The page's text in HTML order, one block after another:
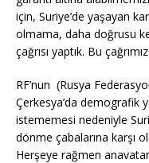
için, Suriye’de yaşayan
olmama, daha doğrusu
çağrısı yaptık. Bu
RF’nun (Rusya
Çerkesya’da demografik
istememesi nedeniyle
dönme çabalarına karşı
Herşeye rağmen